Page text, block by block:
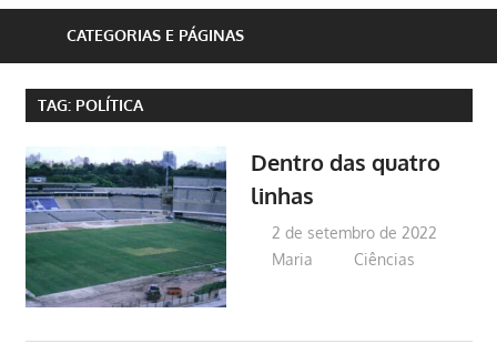
parte
CATEGORIAS E PÁGINAS
TAG: POLÍTICA
Dentro das quatro
linhas
2 de setembro de 2022
Maria
Ciências